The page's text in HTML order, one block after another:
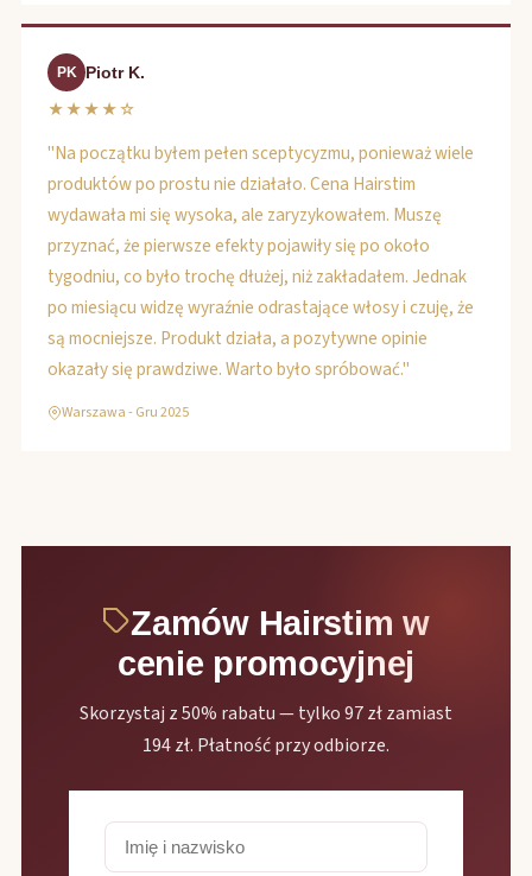
PK Piotr K.
★★★★☆
"Na początku byłem pełen sceptycyzmu, ponieważ wiele
produktów po prostu nie działało. Cena Hairstim
wydawała mi się wysoka, ale zaryzykowałem. Muszę
przyznać, że pierwsze efekty pojawiły się po około
tygodniu, co było trochę dłużej, niż zakładałem. Jednak
po miesiącu widzę wyraźnie odrastające włosy i czuję, że
są mocniejsze. Produkt działa, a pozytywne opinie
okazały się prawdziwe. Warto było spróbować."
Warszawa - Gru 2025
Zamów Hairstim w
cenie promocyjnej
Skorzystaj z 50% rabatu — tylko 97 zł zamiast
194 zł. Płatność przy odbiorze.